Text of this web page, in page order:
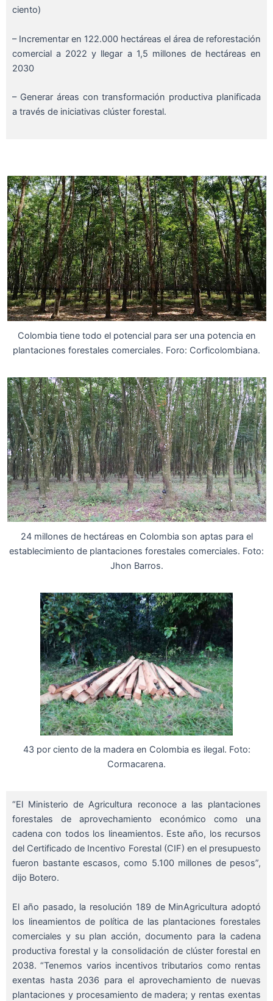
ciento)
– Incrementar en 122.000 hectáreas el área de reforestación
comercial a 2022 y llegar a 1,5 millones de hectáreas en
2030
– Generar áreas con transformación productiva planificada
a través de iniciativas clúster forestal.
Colombia tiene todo el potencial para ser una potencia en
plantaciones forestales comerciales. Foro: Corficolombiana.
24 millones de hectáreas en Colombia son aptas para el
establecimiento de plantaciones forestales comerciales. Foto:
Jhon Barros.
43 por ciento de la madera en Colombia es ilegal. Foto:
Cormacarena.
“El Ministerio de Agricultura reconoce a las plantaciones
forestales de aprovechamiento económico como una
cadena con todos los lineamientos. Este año, los recursos
del Certificado de Incentivo Forestal (CIF) en el presupuesto
fueron bastante escasos, como 5.100 millones de pesos”,
dijo Botero.
El año pasado, la resolución 189 de MinAgricultura adoptó
los lineamientos de política de las plantaciones forestales
comerciales y su plan acción, documento para la cadena
productiva forestal y la consolidación de clúster forestal en
2038. “Tenemos varios incentivos tributarios como rentas
exentas hasta 2036 para el aprovechamiento de nuevas
plantaciones y procesamiento de madera; y rentas exentas